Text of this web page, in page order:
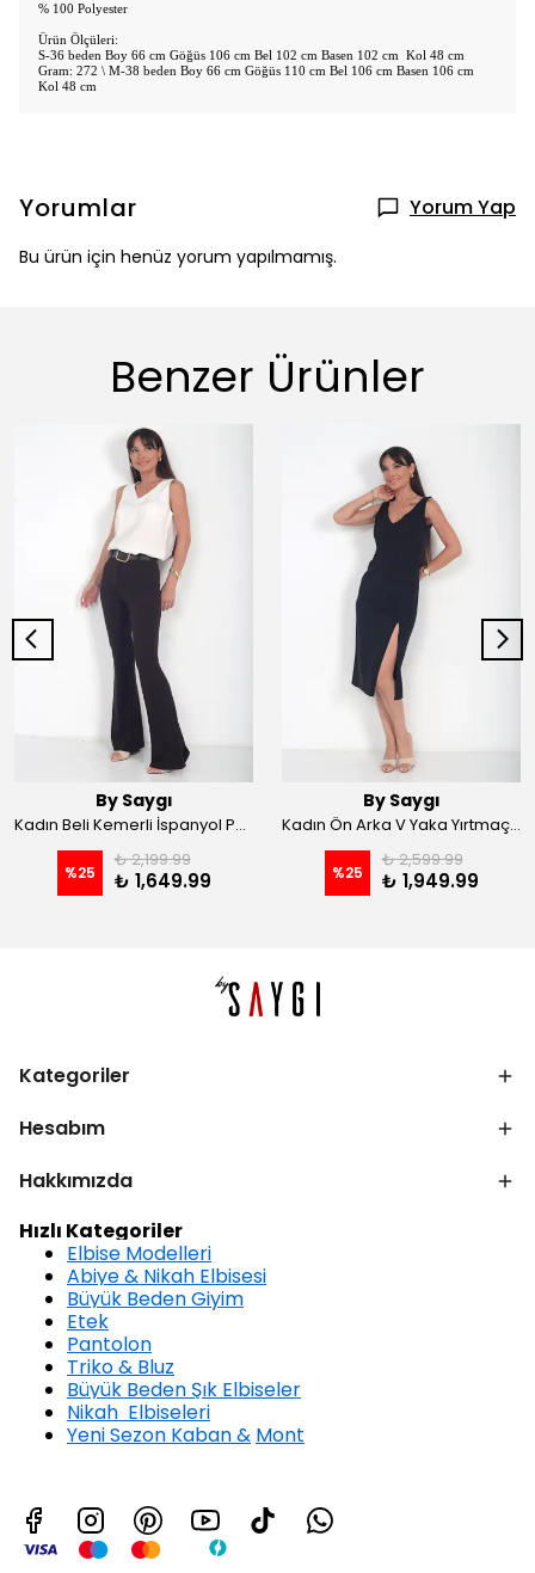
% 100 Polyester
Ürün Ölçüleri:
S-36 beden Boy 66 cm Göğüs 106 cm Bel 102 cm Basen 102 cm Kol 48 cm
Gram: 272 \ M-38 beden Boy 66 cm Göğüs 110 cm Bel 106 cm Basen 106 cm
Kol 48 cm
Yorumlar Yorum Yap
Bu ürün için henüz yorum yapılmamış.
Benzer Ürünler
By Saygı
Kadın Beli Kemerli İspanyol Paça Likralı Krep Pantolon - Kahve
%25
₺ 2,199.99
₺ 1,649.99
By Saygı
Kadın Ön Arka V Yaka Yırtmaçlı Likralı Scuba Midi Elbise - Siyah
%25
₺ 2,599.99
₺ 1,949.99
Kategoriler
Hesabım
Hakkımızda
Hızlı Kategoriler
Elbise Modelleri
Abiye & Nikah Elbisesi
Büyük Beden Giyim
Etek
Pantolon
Triko & Bluz
Büyük Beden Şık Elbiseler
Nikah Elbiseleri
Yeni Sezon Kaban & Mont